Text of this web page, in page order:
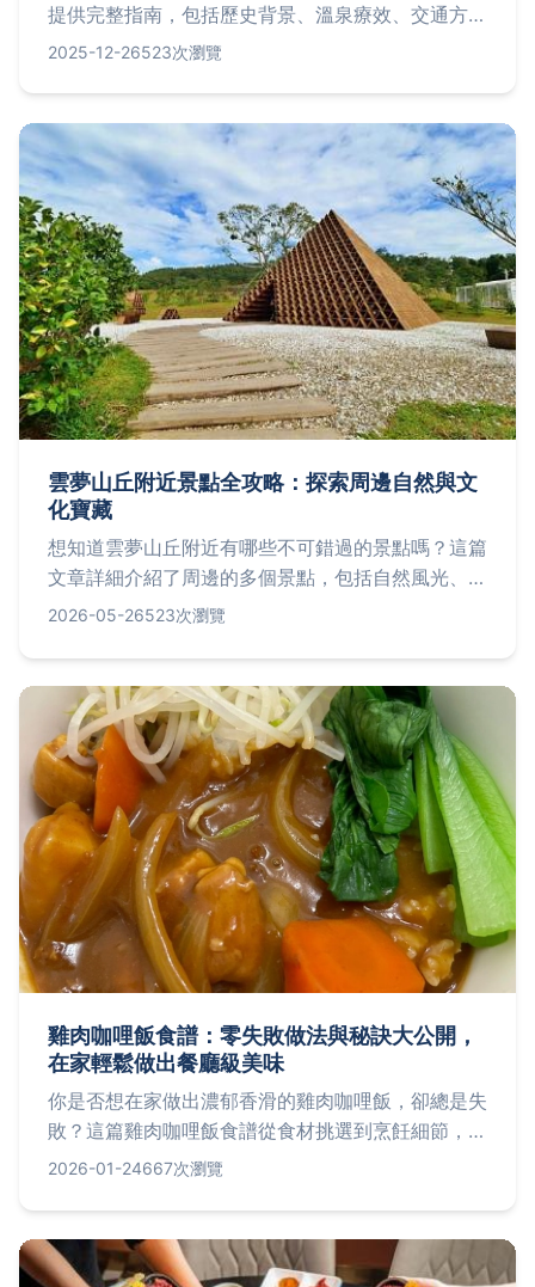
提供完整指南，包括歷史背景、溫泉療效、交通方
式、住宿推薦和常見問題，幫助你輕鬆規劃旅程。從
2025-12-26523次瀏覽
雲夢山丘附近景點全攻略：探索周邊自然與文
化寶藏
想知道雲夢山丘附近有哪些不可錯過的景點嗎？這篇
文章詳細介紹了周邊的多個景點，包括自然風光、文
化遺產和休閒去處，並提供交通建議、行程規劃貼
2026-05-26523次瀏覽
雞肉咖哩飯食譜：零失敗做法與秘訣大公開，
在家輕鬆做出餐廳級美味
你是否想在家做出濃郁香滑的雞肉咖哩飯，卻總是失
敗？這篇雞肉咖哩飯食譜從食材挑選到烹飪細節，一
步步教你如何避免常見錯誤，並分享讓咖哩更美味的
答，快速端出令人驚豔的料理。
2026-01-24667次瀏覽